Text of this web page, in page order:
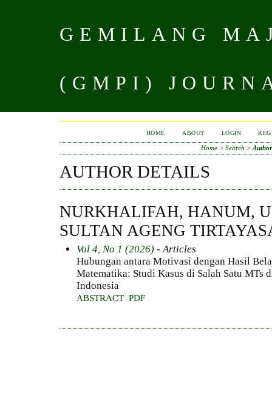
GEMILANG
(GMPI)
HOME ABOUT LOGIN
Home> Search >
AUTHOR DETAILS
NURKHALIFAH, HANUM,
SULTAN AGENG
Vol 4, No 1 (2026) - Articles
Hubungan antara Motivasi dengan Hasil
Matematika: Studi Kasus di Salah Satu MTs
Indonesia
ABSTRACT PDF